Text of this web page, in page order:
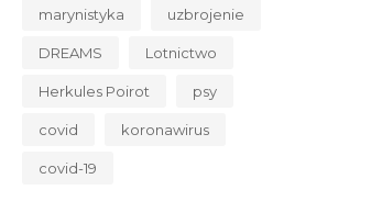
marynistyka uzbrojenie
DREAMS Lotnictwo
Herkules Poirot psy
covid koronawirus
covid-19